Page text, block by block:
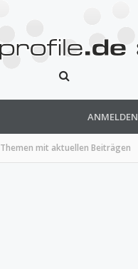
Themen mit aktuellen Beiträgen
ANMELDEN